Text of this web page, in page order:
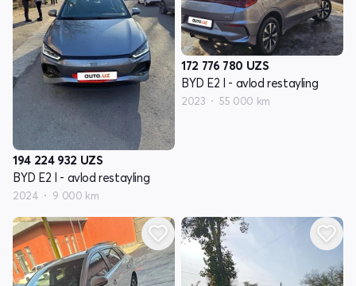
194 224 932 UZS
BYD E2 I - avlod restayling
2024 9 000 km
172 776 780 UZS
BYD E2 I - avlod restayling
2023 55 000 km